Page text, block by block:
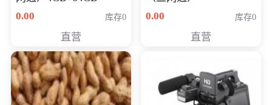
0.00
库存0
直营
0.00
库存0
直营